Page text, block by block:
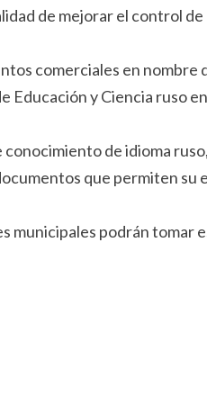
de mejorar el control de
comerciales en nombre
Educación y Ciencia ruso
de idioma
que permiten su
municipales podrán tomar